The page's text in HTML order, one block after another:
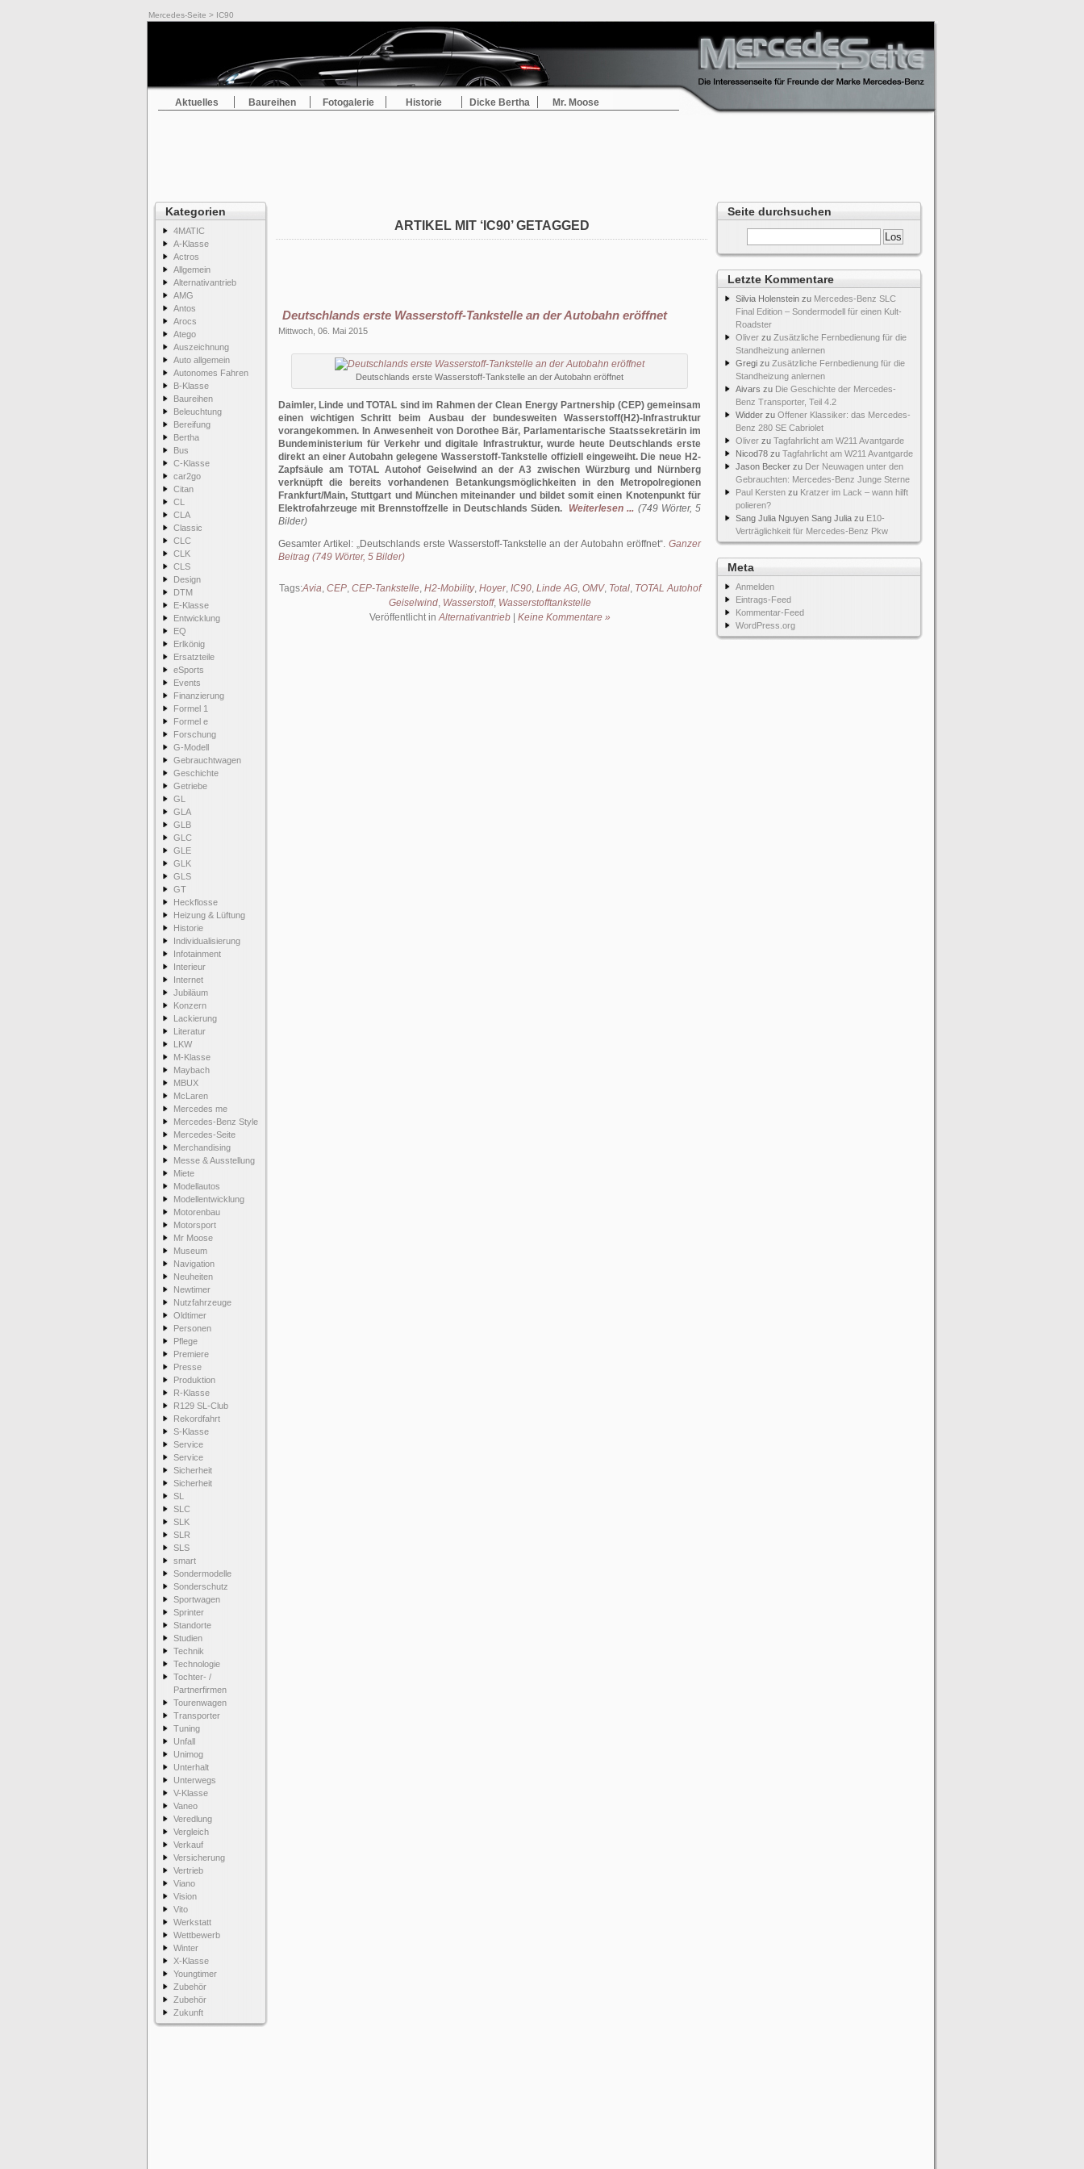
Mercedes-Seite > IC90
Aktuelles Baureihen Fotogalerie Historie Dicke Bertha Mr. Moose
Kategorien
4MATIC
A-Klasse
Actros
Allgemein
Alternativantrieb
AMG
Antos
Arocs
Atego
Auszeichnung
Auto allgemein
Autonomes Fahren
B-Klasse
Baureihen
Beleuchtung
Bereifung
Bertha
Bus
C-Klasse
car2go
Citan
CL
CLA
Classic
CLC
CLK
CLS
Design
DTM
E-Klasse
Entwicklung
EQ
Erlkönig
Ersatzteile
eSports
Events
Finanzierung
Formel 1
Formel e
Forschung
G-Modell
Gebrauchtwagen
Geschichte
Getriebe
GL
GLA
GLB
GLC
GLE
GLK
GLS
GT
Heckflosse
Heizung & Lüftung
Historie
Individualisierung
Infotainment
Interieur
Internet
Jubiläum
Konzern
Lackierung
Literatur
LKW
M-Klasse
Maybach
MBUX
McLaren
Mercedes me
Mercedes-Benz Style
Mercedes-Seite
Merchandising
Messe & Ausstellung
Miete
Modellautos
Modellentwicklung
Motorenbau
Motorsport
Mr Moose
Museum
Navigation
Neuheiten
Newtimer
Nutzfahrzeuge
Oldtimer
Personen
Pflege
Premiere
Presse
Produktion
R-Klasse
R129 SL-Club
Rekordfahrt
S-Klasse
Service
Service
Sicherheit
Sicherheit
SL
SLC
SLK
SLR
SLS
smart
Sondermodelle
Sonderschutz
Sportwagen
Sprinter
Standorte
Studien
Technik
Technologie
Tochter- /
Partnerfirmen
Tourenwagen
Transporter
Tuning
Unfall
Unimog
Unterhalt
Unterwegs
V-Klasse
Vaneo
Veredlung
Vergleich
Verkauf
Versicherung
Vertrieb
Viano
Vision
Vito
Werkstatt
Wettbewerb
Winter
X-Klasse
Youngtimer
Zubehör
Zubehör
Zukunft
Seite durchsuchen
Letzte Kommentare
Silvia Holenstein zu Mercedes-Benz SLC
Final Edition – Sondermodell für einen Kult-
Roadster
Oliver zu Zusätzliche Fernbedienung für die
Standheizung anlernen
Gregi zu Zusätzliche Fernbedienung für die
Standheizung anlernen
Aivars zu Die Geschichte der Mercedes-
Benz Transporter, Teil 4.2
Widder zu Offener Klassiker: das Mercedes-
Benz 280 SE Cabriolet
Oliver zu Tagfahrlicht am W211 Avantgarde
Nicod78 zu Tagfahrlicht am W211 Avantgarde
Jason Becker zu Der Neuwagen unter den
Gebrauchten: Mercedes-Benz Junge Sterne
Paul Kersten zu Kratzer im Lack – wann hilft
polieren?
Sang Julia Nguyen Sang Julia zu E10-
Verträglichkeit für Mercedes-Benz Pkw
Meta
Anmelden
Eintrags-Feed
Kommentar-Feed
WordPress.org
ARTIKEL MIT ‘IC90’ GETAGGED
Deutschlands erste Wasserstoff-Tankstelle an der Autobahn eröffnet
Mittwoch, 06. Mai 2015
Deutschlands erste Wasserstoff-Tankstelle an der Autobahn eröffnet
Daimler, Linde und TOTAL sind im Rahmen der Clean Energy Partnership (CEP) gemeinsam
einen wichtigen Schritt beim Ausbau der bundesweiten Wasserstoff(H2)-Infrastruktur
vorangekommen. In Anwesenheit von Dorothee Bär, Parlamentarische Staatssekretärin im
Bundeministerium für Verkehr und digitale Infrastruktur, wurde heute Deutschlands erste
direkt an einer Autobahn gelegene Wasserstoff-Tankstelle offiziell eingeweiht. Die neue H2-
Zapfsäule am TOTAL Autohof Geiselwind an der A3 zwischen Würzburg und Nürnberg
verknüpft die bereits vorhandenen Betankungsmöglichkeiten in den Metropolregionen
Frankfurt/Main, Stuttgart und München miteinander und bildet somit einen Knotenpunkt für
Elektrofahrzeuge mit Brennstoffzelle in Deutschlands Süden.
Weiterlesen ... (749 Wörter, 5
Bilder)
Gesamter Artikel: Deutschlands erste Wasserstoff-Tankstelle an der Autobahn eröffnet .Ganzer
Beitrag (749 Wörter, 5 Bilder)
Tags:Avia, CEP, CEP-Tankstelle, H2-Mobility, Hoyer, IC90, Linde AG, OMV, Total, TOTAL Autohof
Geiselwind, Wasserstoff, Wasserstofftankstelle
Veröffentlicht inAlternativantrieb| Keine Kommentare »